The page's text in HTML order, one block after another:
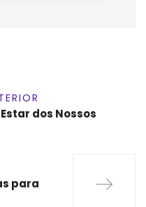
dos Nossos
para